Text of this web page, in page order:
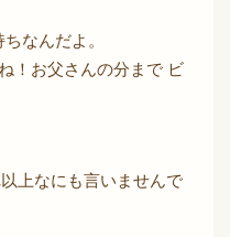
なんだよ。
！お父さんの分まで ビ
上なにも言いませんで